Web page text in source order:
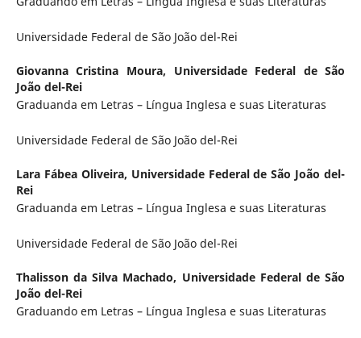
Universidade Federal de São João del-Rei
Giovanna Cristina Moura, Universidade Federal de São
João del-Rei
Graduanda em Letras – Língua Inglesa e suas Literaturas
Universidade Federal de São João del-Rei
Lara Fábea Oliveira, Universidade Federal de São João del-
Rei
Graduanda em Letras – Língua Inglesa e suas Literaturas
Universidade Federal de São João del-Rei
Thalisson da Silva Machado, Universidade Federal de São
João del-Rei
Graduando em Letras – Língua Inglesa e suas Literaturas